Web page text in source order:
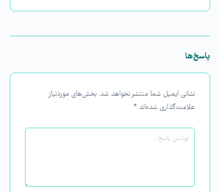
پاسخ‌ها
نشانی ایمیل شما منتشر نخواهد شد. بخش‌های موردنیاز
علامت‌گذاری شده‌اند *